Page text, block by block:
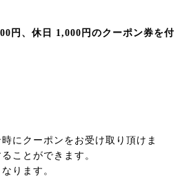
円、休日 1,000円のクーポン券を付
にクーポンをお受け取り頂けま
ことができます。
ります。